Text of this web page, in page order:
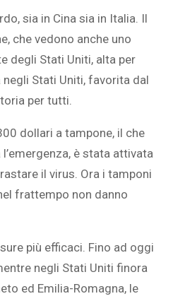
sia in Cina sia in Italia. Il
che vedono anche uno
degli Stati Uniti, alta per
negli Stati Uniti, favorita dal
per tutti.
dollari a tampone, il che
è stata attivata
il virus. Ora i tamponi
frattempo non danno
più efficaci. Fino ad oggi
negli Stati Uniti finora
ed Emilia-Romagna, le
SOVRAPPESO E OBESITÀ
INFANTILE ASSOCIATI AD